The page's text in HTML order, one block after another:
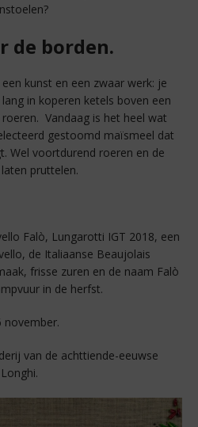
de borden.
kunst en een zwaar werk: je
in koperen ketels boven een
Vandaag is het heel wat
gestoomd maïsmeel dat
Wel voortdurend roeren en de
pruttelen.
Falò, Lungarotti IGT 2018, een
de Italiaanse Beaujolais
frisse zuren en de naam Falò
in de herfst.
november.
van de achttiende-eeuwse